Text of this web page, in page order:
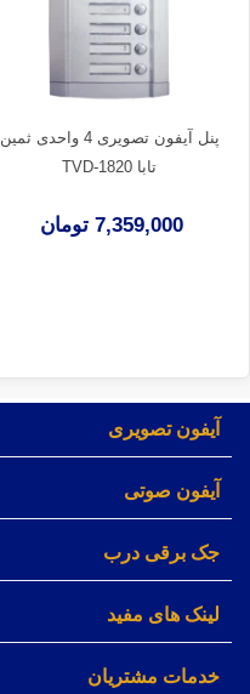
پنل آیفون تصویری 4 واحدی ثمین
تابا TVD-1820
7,359,000 تومان
آیفون تصویری
آیفون صوتی
جک برقی درب
لینک های مفید
خدمات مشتریان